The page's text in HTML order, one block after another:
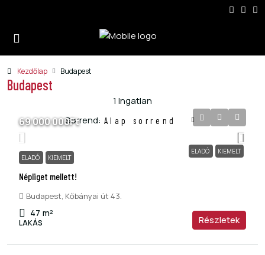
Kezdőlap Budapest
Budapest
1 Ingatlan
Sorrend: Alap sorrend
ELADÓ KIEMELT
69 000 000Ft
ELADÓ KIEMELT
Népliget mellett!
Budapest, Kőbányai út 43.
47 m²
LAKÁS Részletek